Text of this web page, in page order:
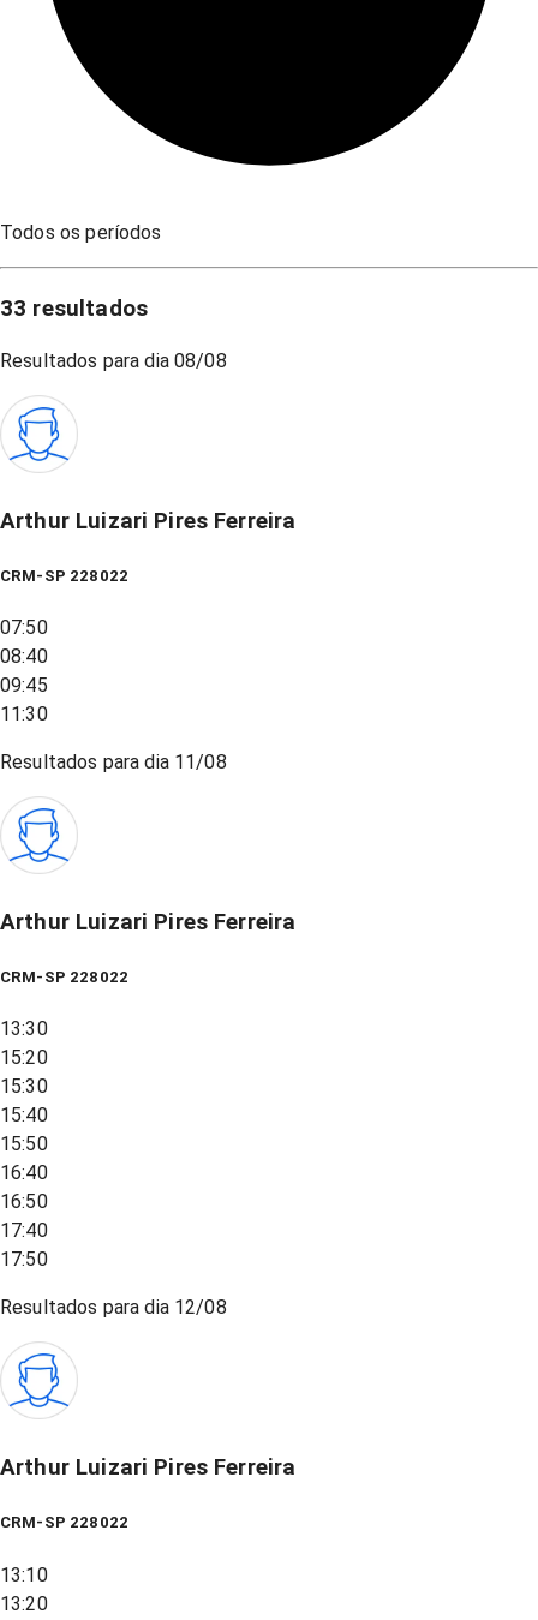
Todos os períodos
33 resultados
Resultados para dia08/08
Arthur Luizari Pires Ferreira
CRM-SP 228022
07:50
08:40
09:45
11:30
Resultados para dia 11/08
Arthur Luizari Pires Ferreira
CRM-SP 228022
13:30
15:20
15:30
15:40
15:50
16:40
16:50
17:40
17:50
Resultados para dia 12/08
Arthur Luizari Pires Ferreira
CRM-SP 228022
13:10
13:20